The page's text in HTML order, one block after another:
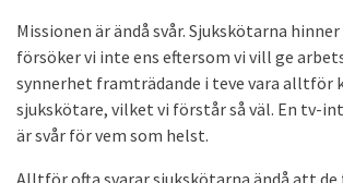
Missionen är ändå svår. Sjukskötarna
försöker vi inte ens eftersom vi vill ge
synnerhet framträdande i teve vara alltför
sjukskötare, vilket vi förstår så väl. En tv-
är svår för vem som helst.